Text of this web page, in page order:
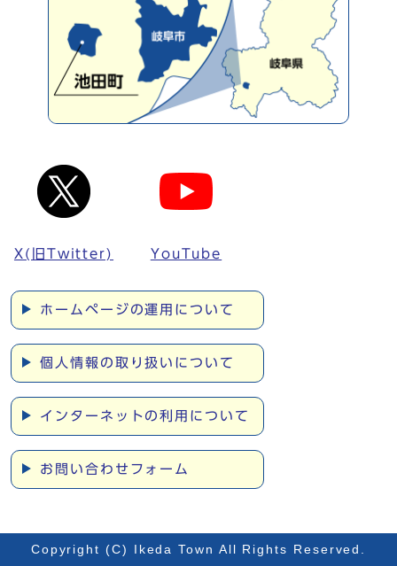
X(旧Twitter) YouTube
ホームページの運用について
個人情報の取り扱いについて
インターネットの利用について
お問い合わせフォーム
Copyright (C) Ikeda Town All Rights Reserved.